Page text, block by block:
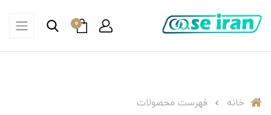
0
خانه
فهرست محصولات